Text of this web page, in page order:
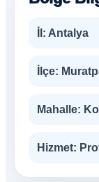
İl: Antalya
İlçe:
Mahalle:
Hizmet: